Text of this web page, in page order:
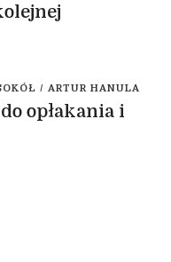
/ ARTUR HANULA
opłakania i